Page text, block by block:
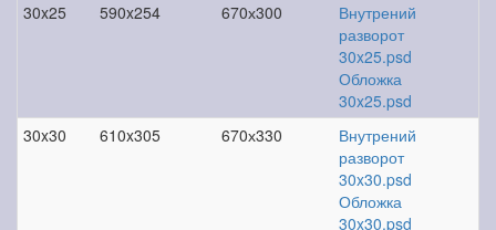
30x25
590x254 670х300
Внутрений
разворот
30x25.psd
Обложка
30x25.psd
30x30
610x305 670х330
Внутрений
разворот
30x30.psd
Обложка
30x30.psd